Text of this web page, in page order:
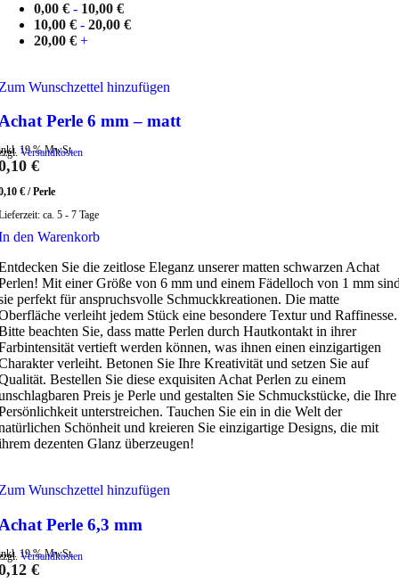
0,00 € - 10,00 €
10,00 € - 20,00 €
20,00 € +
Wunschzettel hinzufügen
Perle 6 mm – matt
19 % MwSt.
Versandkosten
€
€ /Perle
ca. 5 - 7 Tage
den Warenkorb
Sie die zeitlose Eleganz unserer matten schwarzen Achat
Mit einer Größe von 6 mm und einem Fädelloch von 1 mm
perfekt für anspruchsvolle Schmuckkreationen. Die matte
verleiht jedem Stück eine besondere Textur und Raffinesse.
beachten Sie, dass matte Perlen durch Hautkontakt in ihrer
vertieft werden können, was ihnen einen einzigartigen
verleiht. Betonen Sie Ihre Kreativität und setzen Sie auf
Bestellen Sie diese exquisiten Achat Perlen zu einem
Preis je Perle und gestalten Sie Schmuckstücke, die Ihre
unterstreichen. Tauchen Sie ein in die Welt der
Schönheit und kreieren Sie einzigartige Designs, die mit
dezenten Glanz überzeugen!
Wunschzettel hinzufügen
Perle 6,3 mm
19 % MwSt.
Versandkosten
€